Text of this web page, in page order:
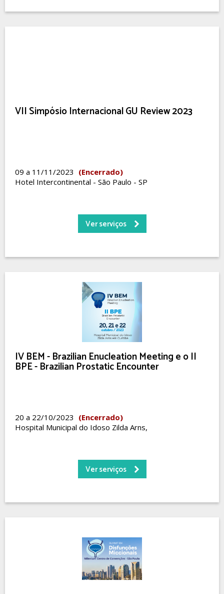
VII Simpósio Internacional GU Review 2023
09 a 11/11/2023 (Encerrado)
Hotel Intercontinental - São Paulo - SP
Ver serviços
IV BEM - Brazilian Enucleation Meeting e o II
BPE - Brazilian Prostatic Encounter
20 a 22/10/2023 (Encerrado)
Hospital Municipal do Idoso Zilda Arns,
Ver serviços